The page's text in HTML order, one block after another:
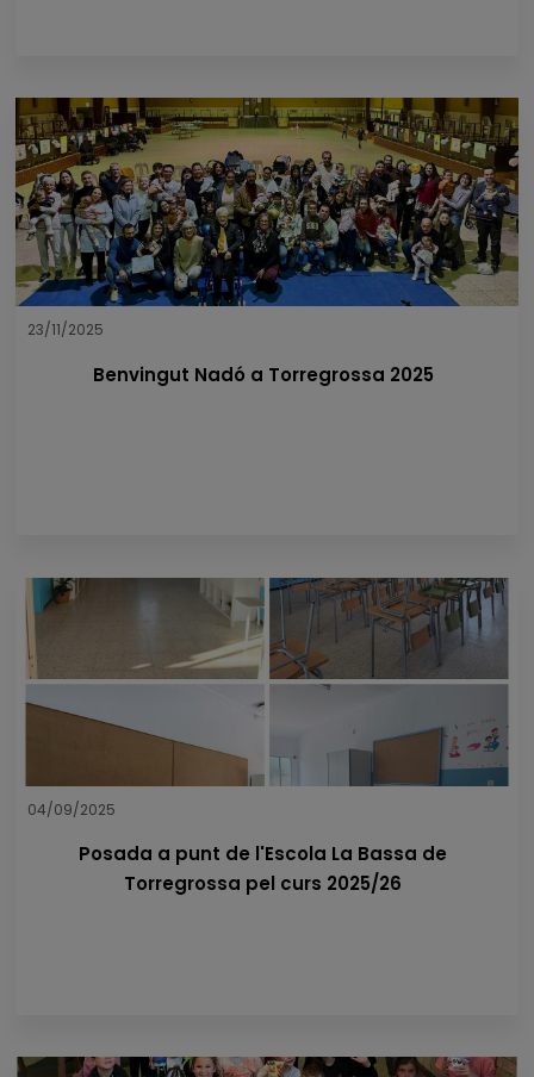
23/11/2025
Benvingut Nadó a Torregrossa 2025
04/09/2025
Posada a punt de l'Escola La Bassa de
Torregrossa pel curs 2025/26